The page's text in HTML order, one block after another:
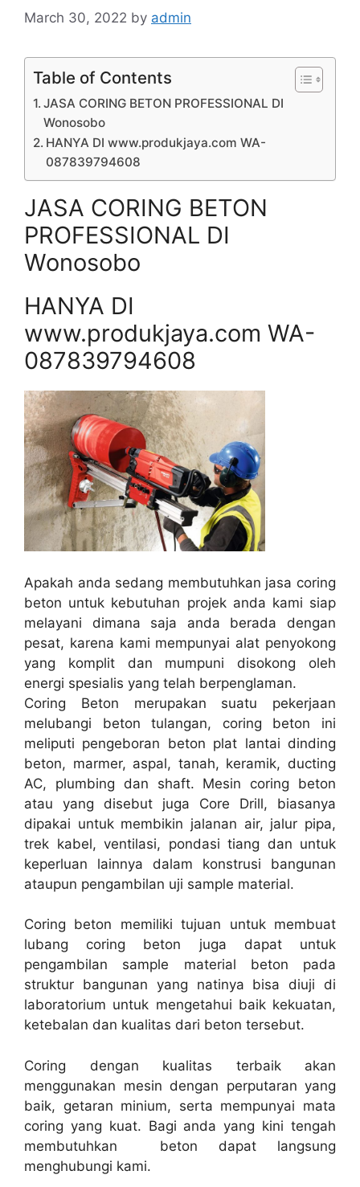
March 30, 2022 by admin
Table of Contents
JASA CORING BETON PROFESSIONAL DI
Wonosobo
HANYA DI www.produkjaya.com WA-
087839794608
JASA CORING BETON
PROFESSIONAL DI
Wonosobo
HANYA DI
www.produkjaya.com WA-
087839794608
Apakah anda sedang membutuhkan jasa coring
beton untuk kebutuhan projek anda kami siap
melayani dimana saja anda berada dengan
pesat, karena kami mempunyai alat penyokong
yang komplit dan mumpuni disokong oleh
energi spesialis yang telah berpenglaman.
Coring Beton merupakan suatu pekerjaan
melubangi beton tulangan, coring beton ini
meliputi pengeboran beton plat lantai dinding
beton, marmer, aspal, tanah, keramik, ducting
AC, plumbing dan shaft. Mesin coring beton
atau yang disebut juga Core Drill, biasanya
dipakai untuk membikin jalanan air, jalur pipa,
trek kabel, ventilasi, pondasi tiang dan untuk
keperluan lainnya dalam konstrusi bangunan
ataupun pengambilan uji sample material.
Coring beton memiliki tujuan untuk membuat
lubang coring beton juga dapat untuk
pengambilan sample material beton pada
struktur bangunan yang natinya bisa diuji di
laboratorium untuk mengetahui baik kekuatan,
ketebalan dan kualitas dari beton tersebut.
Coring dengan kualitas terbaik akan
menggunakan mesin dengan perputaran yang
baik, getaran minium, serta mempunyai mata
coring yang kuat. Bagi anda yang kini tengah
membutuhkan beton dapat langsung
menghubungi kami.